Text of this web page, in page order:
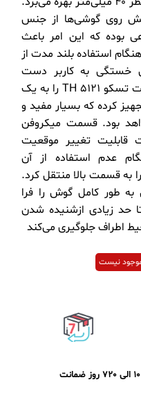
روی گوشی‌ها از جنس
بوده که این امر باعث
استفاده بلند مدت از
خستگی به کاربر دست
ندهد. شرکت تسکو TH 5121 را به یک
کرده‌ که بسیار مفید و
بود. قسمت میکروفن
تغییر موقعیت
عدم استفاده از آن
به قسمت بالا منتقل کرد.
به طور کامل گوش را فرا
حد زیادی ازشنیده شدن
اطراف جلوگیری می‌کند
نیست
7 روز ضمانت